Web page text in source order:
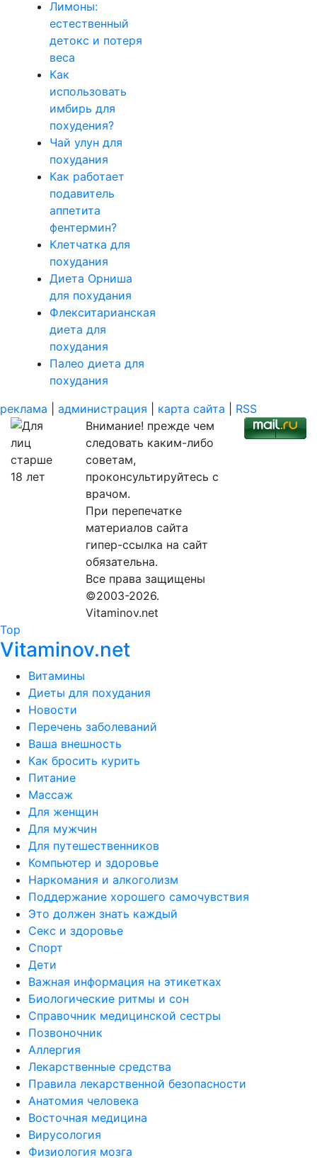
Лимоны:
естественный
детокс и потеря
веса
Как
использовать
имбирь для
похудения?
Чай улун для
похудания
Как работает
подавитель
аппетита
фентермин?
Клетчатка для
похудания
Диета Орниша
для похудания
Флекситарианская
диета для
похудания
Палео диета для
похудания
реклама
администрация карта сайта
RSS
Внимание! прежде чем
следовать каким-либо
советам,
проконсультируйтесь с
врачом.
При перепечатке
материалов сайта
гипер-ссылка на сайт
обязательна.
Все права защищены
©2003-2026.
Vitaminov.net
Top
Vitaminov.net
Витамины
Диеты для похудания
Новости
Перечень заболеваний
Ваша внешность
Как бросить курить
Питание
Массаж
Для женщин
Для мужчин
Для путешественников
Компьютер и здоровье
Наркомания и алкоголизм
Поддержание хорошего самочувствия
Это должен знать каждый
Секс и здоровье
Спорт
Дети
Важная информация на этикетках
Биологические ритмы и сон
Справочник медицинской сестры
Позвоночник
Аллергия
Лекарственные средства
Правила лекарственной безопасности
Aнатомия человека
Восточная медицина
Вирусология
Физиология мозга